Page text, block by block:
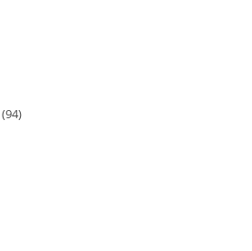
9494